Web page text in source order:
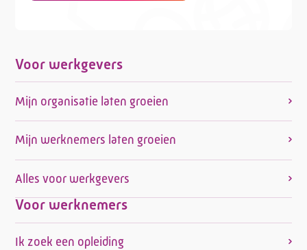
Voor werkgevers
Mijn organisatie laten groeien
Mijn werknemers laten groeien
Alles voor werkgevers
Voor werknemers
Ik zoek een opleiding